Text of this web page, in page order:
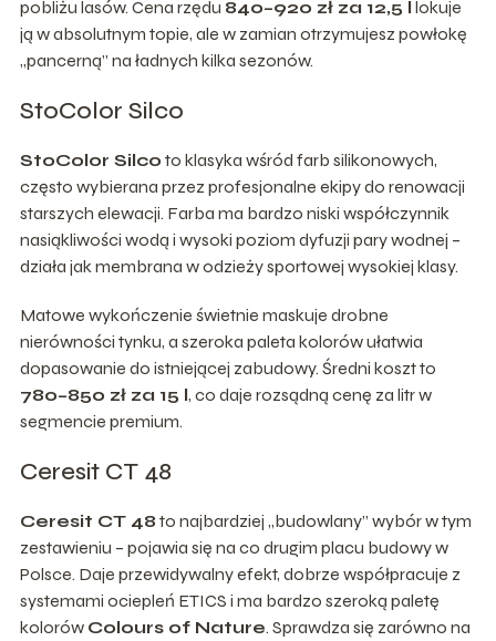
pobliżu lasów. Cena rzędu 840–920 zł za 12,5 l lokuje
ją w absolutnym topie, ale w zamian otrzymujesz powłokę
„pancerną” na ładnych kilka sezonów.
StoColor Silco
StoColor Silco to klasyka wśród farb silikonowych,
często wybierana przez profesjonalne ekipy do renowacji
starszych elewacji. Farba ma bardzo niski współczynnik
nasiąkliwości wodą i wysoki poziom dyfuzji pary wodnej –
działa jak membrana w odzieży sportowej wysokiej klasy.
Matowe wykończenie świetnie maskuje drobne
nierówności tynku, a szeroka paleta kolorów ułatwia
dopasowanie do istniejącej zabudowy. Średni koszt to
780–850 zł za 15 l, co daje rozsądną cenę za litr w
segmencie premium.
Ceresit CT 48
Ceresit CT 48 to najbardziej „budowlany” wybór w tym
zestawieniu – pojawia się na co drugim placu budowy w
Polsce. Daje przewidywalny efekt, dobrze współpracuje z
systemami ociepleń ETICS i ma bardzo szeroką paletę
kolorów Colours of Nature. Sprawdza się zarówno na